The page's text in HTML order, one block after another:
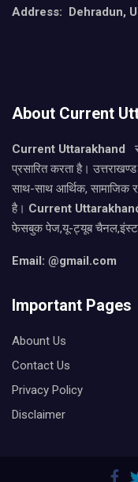
Address: Dehradun,
About Current
Current Uttarakhand
प्रसारित करता है।
साथ-साथ आर्थिक, सामाजिक
है। Current
फेसबुक पेज,यू-ट्यूब
Email: @gmail.com
Important Pages
Abount Us
Contact Us
Privacy Policy
Disclaimer